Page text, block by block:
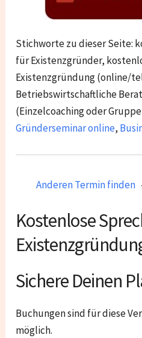
Stichworte zu dieser Seite:
für Existenzgründer,
Existenzgründung (online/
Betriebswirtschaftliche
(Einzelcoaching oder
Gründerseminar online,
Anderen Termin finden
Kostenlose
Sichere Deinen
Buchungen sind für diese
möglich.